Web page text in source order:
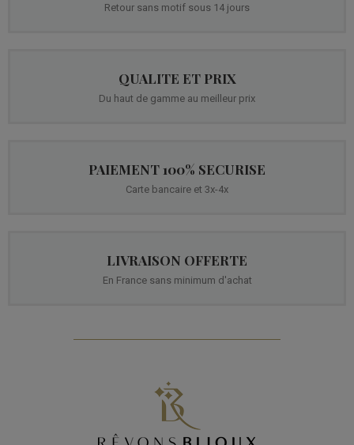
Retour sans motif sous 14 jours
QUALITE ET PRIX
Du haut de gamme au meilleur prix
PAIEMENT 100% SECURISE
Carte bancaire et 3x-4x
LIVRAISON OFFERTE
En France sans minimum d'achat